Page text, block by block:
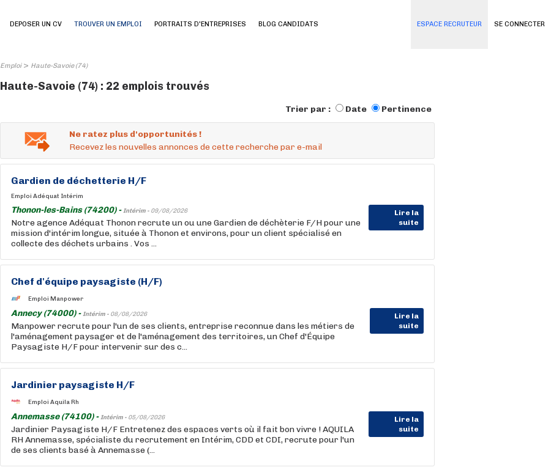
SE CONNECTER
DEPOSER UN CV TROUVER UN EMPLOI PORTRAITS D'ENTREPRISES BLOG CANDIDATS ESPACE RECRUTEUR
Emploi> Haute-Savoie (74)
Haute-Savoie (74) : 22 emplois trouvés
Trier par : Date Pertinence
Ne ratez plus d'opportunités !
Recevez les nouvelles annonces de cette recherche par e-mail
Gardien de déchetterie H/F
Emploi Adéquat Intérim
Thonon-les-Bains (74200) -Intérim - 09/08/2026
Lire la
suite
Notre agence Adéquat Thonon recrute un ou une Gardien de déchèterie F/H pour une
mission d'intérim longue, située à Thonon et environs, pour un client spécialisé en
collecte des déchets urbains . Vos ...
Chef d'équipe paysagiste (H/F)
Emploi Manpower
Annecy (74000) -Intérim - 08/08/2026
Lire la
suite
Manpower recrute pour l'un de ses clients, entreprise reconnue dans les métiers de
l'aménagement paysager et de l'aménagement des territoires, un Chef d'Équipe
Paysagiste H/F pour intervenir sur des c...
Jardinier paysagiste H/F
Emploi Aquila Rh
Annemasse (74100) -Intérim - 05/08/2026
Lire la
suite
Jardinier Paysagiste H/F Entretenez des espaces verts où il fait bon vivre ! AQUILA
RH Annemasse, spécialiste du recrutement en Intérim, CDD et CDI, recrute pour l'un
de ses clients basé à Annemasse (...